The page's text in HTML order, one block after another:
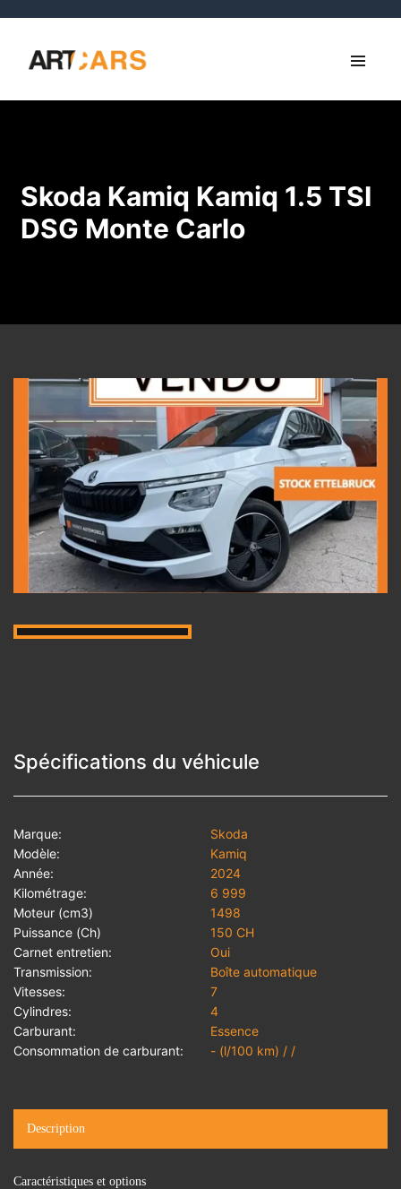
Skoda Kamiq Kamiq 1.5 TSI
DSG Monte Carlo
Spécifications du véhicule
Marque:
Skoda
Modèle:
Kamiq
Année:
2024
Kilométrage:
6 999
Moteur (cm3)
1498
Puissance (Ch)
150 CH
Carnet entretien:
Oui
Transmission:
Boîte automatique
Vitesses:
7
Cylindres:
4
Carburant:
Essence
Consommation de carburant:
- (l/100 km) / /
Description
Caractéristiques et options